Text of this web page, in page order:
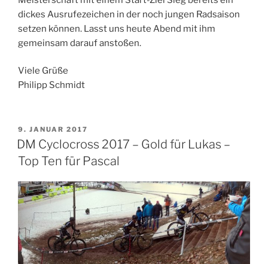
dickes Ausrufezeichen in der noch jungen Radsaison
setzen können. Lasst uns heute Abend mit ihm
gemeinsam darauf anstoßen.
Viele Grüße
Philipp Schmidt
VERÖFFENTLICHT
AM
9. JANUAR 2017
DM Cyclocross 2017 – Gold für Lukas –
Top Ten für Pascal